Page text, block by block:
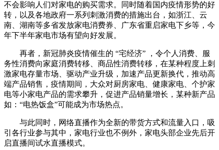
不会影响人们对家电的购买需求。同时随着国内疫情形势的好
转，以及各地政府一系列刺激消费的措施出台，如浙江、云
南、湖南等多省发放家电消费券、广东省重启家电下乡等，今
年下半年家电市场有望向好发展。
再者，新冠肺炎疫情催生的 “宅经济” ，令个人消费、服
务性消费向家庭消费转移、商品性消费转移，在某种程度上刺
激家电存量市场、驱动产业升级，加速产品更新换代，推动高
端产品销售，疫情期间，大众对厨房家电、健康家电、个护家
电等小家电产品的需求攀升，促进产品销量增长，某种新产品
如：“电热饭盒”可能成为市场热点。
与此同时，网络直播作为全新的带货方式和流量入口，吸
引各行业参与其中，家电行业也不例外，家电头部企业先后开
启直播间试水直播模式。